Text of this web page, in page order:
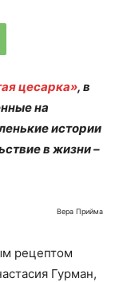
цесарка», в
на
истории
в жизни –
Вера Прийма
рецептом
Гурман,